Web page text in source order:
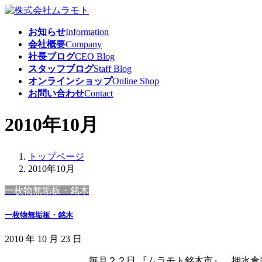
コ
プ
ナ
動
お知らせInformation
会社概要Company
社長ブログCEO Blog
スタッフブログStaff Blog
オンラインショップOnline Shop
お問い合わせContact
2010年10月
トップページ
2010年10月
一枚物無垢板・銘木
一枚物無垢板・銘木
2010 年 10 月 23 日